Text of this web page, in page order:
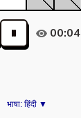
00:04
भाषा: हिंदी ▼